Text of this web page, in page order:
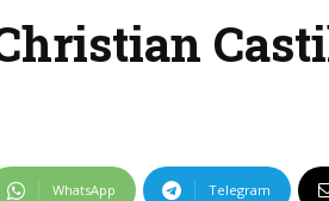
WhatsApp Telegram